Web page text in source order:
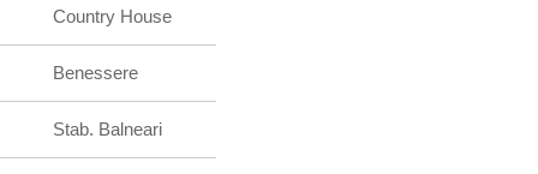
Country House
Benessere
Stab. Balneari